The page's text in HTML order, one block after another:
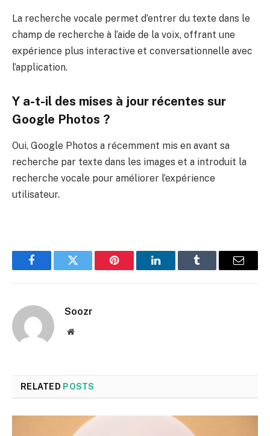
La recherche vocale permet d’entrer du texte dans le
champ de recherche à l’aide de la voix, offrant une
expérience plus interactive et conversationnelle avec
l’application.
Y a-t-il des mises à jour récentes sur
Google Photos ?
Oui, Google Photos a récemment mis en avant sa
recherche par texte dans les images et a introduit la
recherche vocale pour améliorer l’expérience
utilisateur.
FacebookTwitter Pinterest LinkedInTumblr Email
Soozr
Website
RELATED POSTS